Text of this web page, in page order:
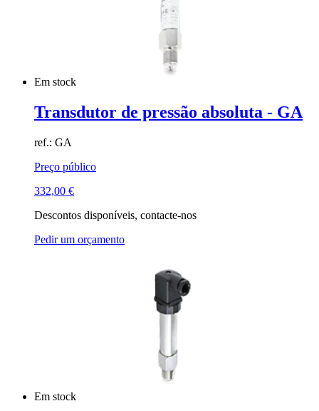
Em stock
Transdutor de pressão absoluta - GA
ref.: GA
Preço público
332,00 €
Descontos disponíveis, contacte-nos
Pedir um orçamento
Em stock